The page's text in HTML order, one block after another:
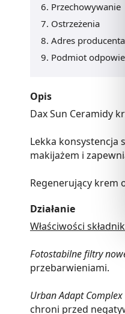
Przechowywanie
Ostrzeżenia
Adres producenta
Podmiot
Opis
Dax Sun Ceramidy
Lekka konsystencja
makijażem i
Regenerujący krem
Działanie
Właściwości
Fotostabilne filtry
przebarwieniami.
Urban Adapt Complex
chroni przed